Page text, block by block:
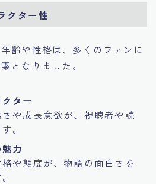
クター性
齢や性格は、多くのファンに
となりました。
ター
や成長意欲が、視聴者や読
。
力
や態度が、物語の面白さを